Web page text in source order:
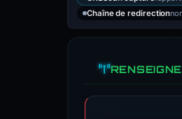
Chaîne de redirection